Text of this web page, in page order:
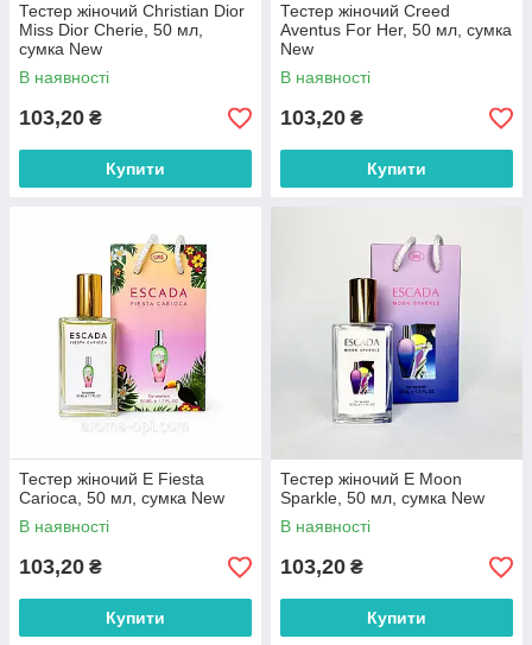
Тестер жіночий Christian Dior
Miss Dior Cherie, 50 мл,
сумка New
В наявності
103,20 ₴
Купити
Тестер жіночий Creed
Aventus For Her, 50 мл, сумка
New
В наявності
103,20 ₴
Купити
Тестер жіночий E Fiesta
Carioca, 50 мл, сумка New
В наявності
103,20 ₴
Купити
Тестер жіночий E Moon
Sparkle, 50 мл, сумка New
В наявності
103,20 ₴
Купити